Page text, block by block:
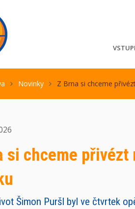
Novinky Z Brna si chceme
si chceme
Šimon Puršl byl ve čtvrtek